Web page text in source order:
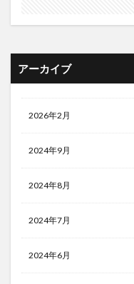
アーカイブ
2026年2月
2024年9月
2024年8月
2024年7月
2024年6月